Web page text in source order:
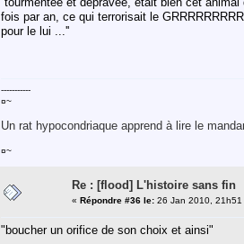
fois par an, ce qui terrorisait le
pour le lui ...''
-----------
¤~
Un rat hypocondriaque apprend à lire le
¤~
Re : [flood] L'histoire sans fin
« Répondre #36 le: 26 Jan 2010, 21h51
"boucher un orifice de son choix et ainsi"